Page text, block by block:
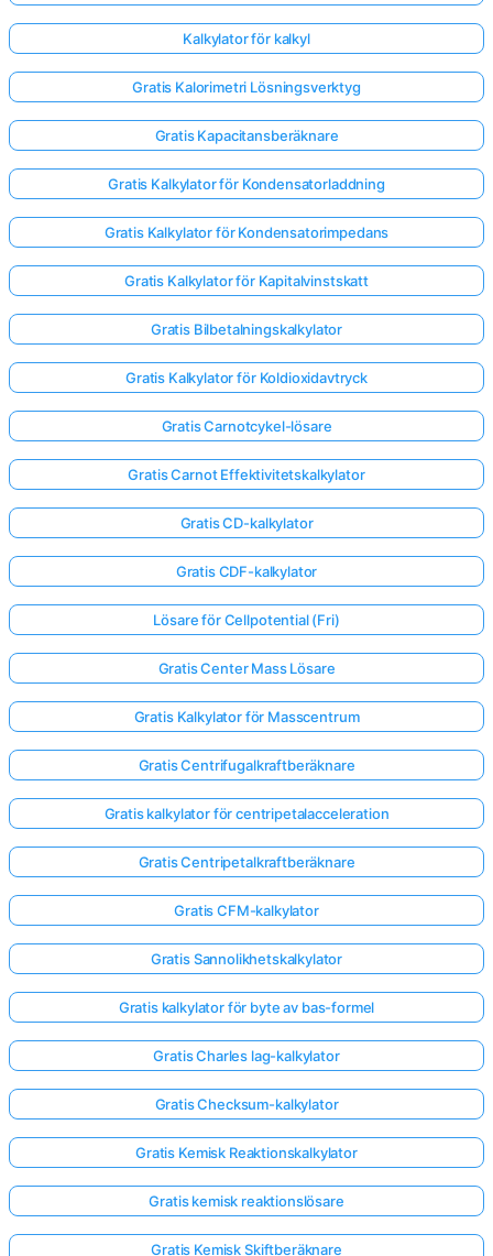
Kalkylator för kalkyl
Gratis Kalorimetri Lösningsverktyg
Gratis Kapacitansberäknare
Gratis Kalkylator för Kondensatorladdning
Gratis Kalkylator för Kondensatorimpedans
Gratis Kalkylator för Kapitalvinstskatt
Gratis Bilbetalningskalkylator
Gratis Kalkylator för Koldioxidavtryck
Gratis Carnotcykel-lösare
Gratis Carnot Effektivitetskalkylator
Gratis CD-kalkylator
Gratis CDF-kalkylator
Lösare för Cellpotential (Fri)
Gratis Center Mass Lösare
Gratis Kalkylator för Masscentrum
Gratis Centrifugalkraftberäknare
Gratis kalkylator för centripetalacceleration
Gratis Centripetalkraftberäknare
Gratis CFM-kalkylator
Gratis Sannolikhetskalkylator
Gratis kalkylator för byte av bas-formel
Gratis Charles lag-kalkylator
Gratis Checksum-kalkylator
Gratis Kemisk Reaktionskalkylator
Gratis kemisk reaktionslösare
Gratis Kemisk Skiftberäknare